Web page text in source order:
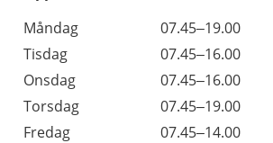
Dag
Öppettider
Kommentarer
Måndag
07.45–19.00
Tisdag
07.45–16.00
Onsdag
07.45–16.00
Torsdag
07.45–19.00
Fredag
07.45–14.00